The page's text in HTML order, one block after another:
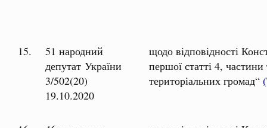
15.
51 народний
депутат України
3/502(20)
19.10.2020
щодо відповідності
першої статті 4,
територіальних громад“